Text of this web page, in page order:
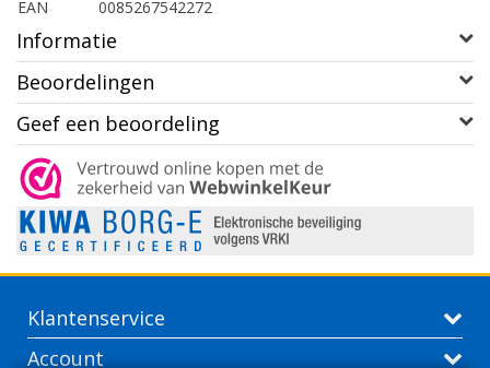
EAN
0085267542272
Informatie
Beoordelingen
Geef een beoordeling
Klantenservice
Account